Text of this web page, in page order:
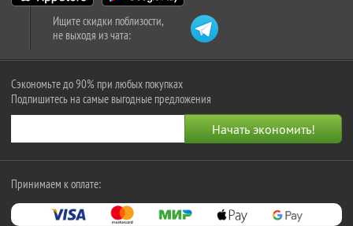
Ищите скидки поблизости,
не выходя из чата:
Сэкономьте до 90% при любых покупках
Подпишитесь на самые выгодные предложения
Принимаем к оплате: